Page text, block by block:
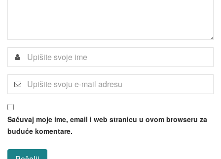
Sačuvaj moje ime, email i web stranicu u ovom browseru za
buduće komentare.